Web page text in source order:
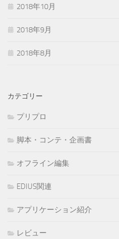
2018年10月
2018年9月
2018年8月
カテゴリー
プリプロ
脚本・コンテ・企画書
オフライン編集
EDIUS関連
アプリケーション紹介
レビュー